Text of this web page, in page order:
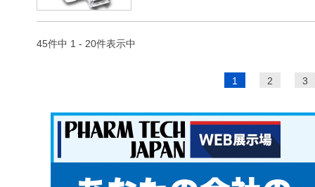
45件中 1 - 20件表示中
1 2 3